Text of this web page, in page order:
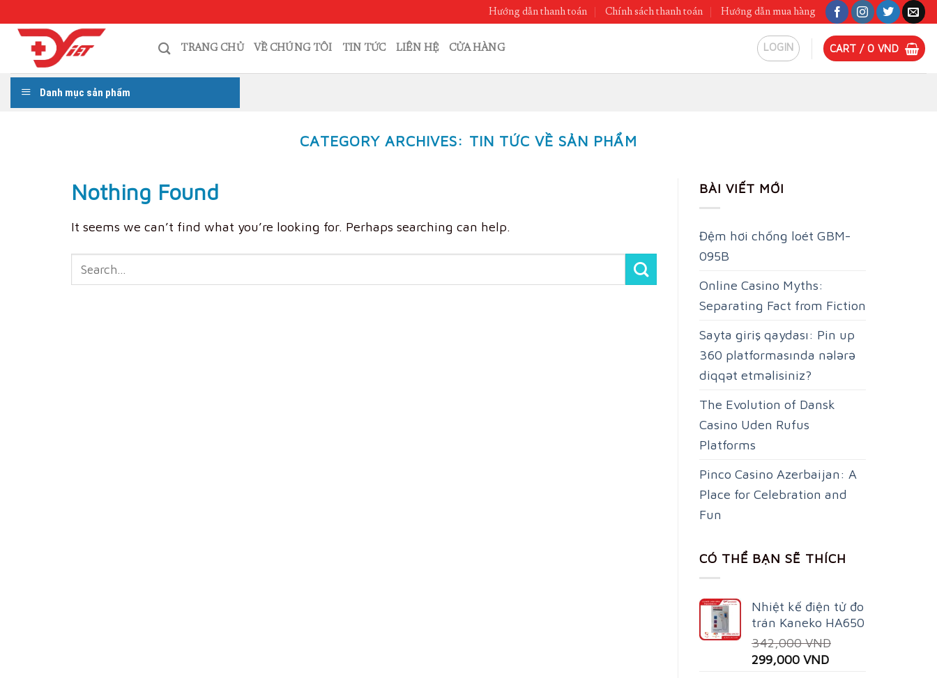
content
Hướng dẫn thanh toán Chính sách thanh toán Hướng dẫn mua hàng
TRANG CHỦ VỀ CHÚNG TÔI TIN TỨC LIÊN HỆ CỬA HÀNG LOGIN CART / 0 VND
Danh mục sản phẩm
CATEGORY ARCHIVES: TIN TỨC VỀ SẢN PHẨM
Nothing Found
It seems we can’t find what you’re looking for. Perhaps searching can help.
BÀI VIẾT MỚI
Đệm hơi chống loét GBM-
095B
Online Casino Myths:
Separating Fact from Fiction
Sayta giriş qaydası: Pin up
360 platformasında nələrə
diqqət etməlisiniz?
The Evolution of Dansk
Casino Uden Rufus
Platforms
Pinco Casino Azerbaijan: A
Place for Celebration and
Fun
CÓ THỂ BẠN SẼ THÍCH
Nhiệt kế điện tử đo
trán Kaneko HA650
342,000VND
Original
299,000 VNDCurrent